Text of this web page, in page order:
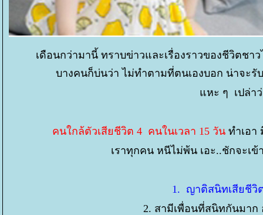
เดือนกว่ามานี้ ทราบข่าวและเรื่องราวของชีวิตช
บางคนก็บ่นว่า ไม่ทำตามที่ตนเองบอก น่าจะรั
หะ ๆ เปล่า
คนใกล้ตัวเสียชีวิต 4 คนในเวลา 15 วัน ทำเอา
เราทุกคน หนีไม่พ้น เอะ..ชักจะเ
1. ญาติสนิทเสียชีวิ
2. สามีเพื่อนที่สนิทกันมาก